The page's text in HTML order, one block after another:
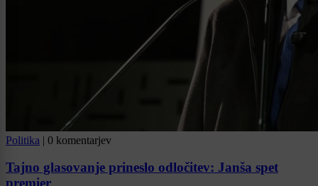
Politika | 0 komentarjev
Tajno glasovanje prineslo odločitev: Janša spet
premier